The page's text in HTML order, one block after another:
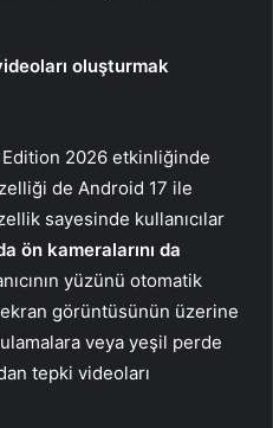
oluşturmak
Edition 2026 etkinliğinde
de Android 17 ile
sayesinde kullanıcılar
ön kameralarını da
yüzünü otomatik
görüntüsünün üzerine
veya yeşil perde
tepki videoları